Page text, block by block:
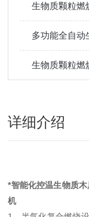
生物质颗粒燃
详细介绍
*智能化控温生物质
机